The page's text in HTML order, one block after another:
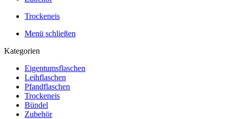
Trockeneis
Menü schließen
Kategorien
Eigentumsflaschen
Leihflaschen
Pfandflaschen
Trockeneis
Bündel
Zubehör